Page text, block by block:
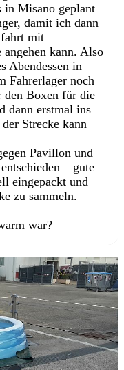
in Misano geplant
damit ich dann
mit
kann. Also
Abendessen in
Fahrerlager noch
den Boxen für die
dann erstmal ins
Strecke kann
Pavillon und
– gute
eingepackt und
zu sammeln.
war?